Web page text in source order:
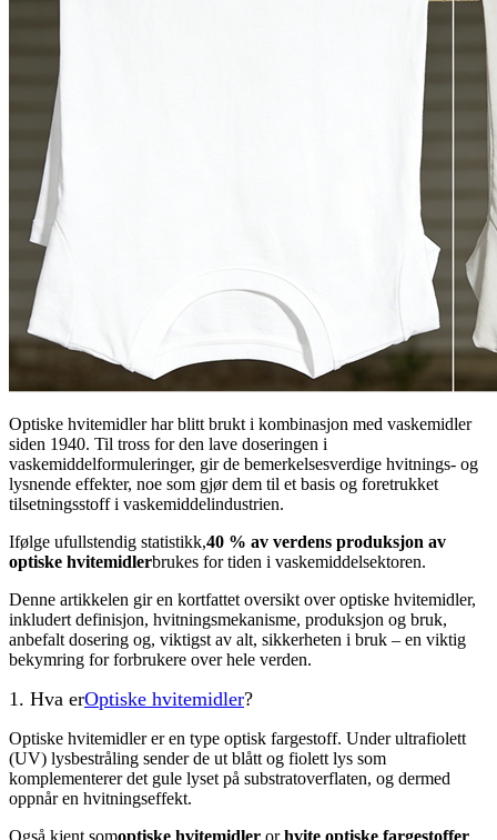
Optiske hvitemidler har blitt brukt i kombinasjon med vaskemidler
siden 1940. Til tross for den lave doseringen i
vaskemiddelformuleringer, gir de bemerkelsesverdige hvitnings- og
lysnende effekter, noe som gjør dem til et basis og foretrukket
tilsetningsstoff i vaskemiddelindustrien.
Ifølge ufullstendig statistikk,40 % av verdens produksjon av
optiske hvitemidlerbrukes for tiden i vaskemiddelsektoren.
Denne artikkelen gir en kortfattet oversikt over optiske hvitemidler,
inkludert definisjon, hvitningsmekanisme, produksjon og bruk,
anbefalt dosering og, viktigst av alt, sikkerheten i bruk – en viktig
bekymring for forbrukere over hele verden.
1. Hva erOptiske hvitemidler?
Optiske hvitemidler er en type optisk fargestoff. Under ultrafiolett
(UV) lysbestråling sender de ut blått og fiolett lys som
komplementerer det gule lyset på substratoverflaten, og dermed
oppnår en hvitningseffekt.
Også kjent somoptiske hvitemidler orhvite optiske fargestoffer,